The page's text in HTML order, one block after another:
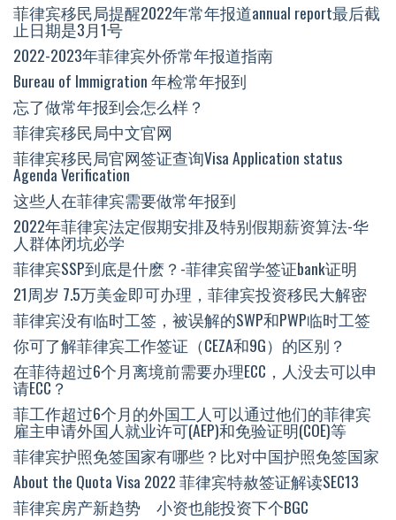
菲律宾移民局提醒2022年常年报道annual report最后截
止日期是3月1号
2022-2023年菲律宾外侨常年报道指南
Bureau of Immigration 年检常年报到
忘了做常年报到会怎么样？
菲律宾移民局中文官网
菲律宾移民局官网签证查询Visa Application status
Agenda Verification
这些人在菲律宾需要做常年报到
2022年菲律宾法定假期安排及特别假期薪资算法-华
人群体闭坑必学
菲律宾SSP到底是什麽？-菲律宾留学签证bank证明
21周岁 7.5万美金即可办理，菲律宾投资移民大解密
菲律宾没有临时工签，被误解的SWP和PWP临时工签
你可了解菲律宾工作签证（CEZA和9G）的区别？
在菲待超过6个月离境前需要办理ECC，人没去可以申
请ECC？
菲工作超过6个月的外国工人可以通过他们的菲律宾
雇主申请外国人就业许可(AEP)和免验证明(COE)等
菲律宾护照免签国家有哪些？比对中国护照免签国家
About the Quota Visa 2022 菲律宾特赦签证解读SEC13
菲律宾房产新趋势 小资也能投资下个BGC